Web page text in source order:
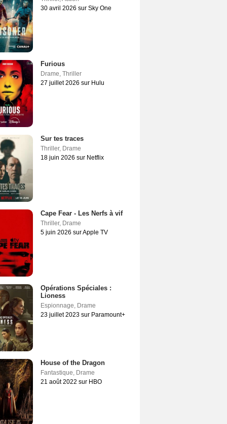
30 avril 2026 sur Sky One
Furious
Drame, Thriller
27 juillet 2026 sur Hulu
Sur tes traces
Thriller, Drame
18 juin 2026 sur Netflix
Cape Fear - Les Nerfs à vif
Thriller, Drame
5 juin 2026 sur Apple TV
Opérations Spéciales :
Lioness
Espionnage, Drame
23 juillet 2023 sur Paramount+
House of the Dragon
Fantastique, Drame
21 août 2022 sur HBO